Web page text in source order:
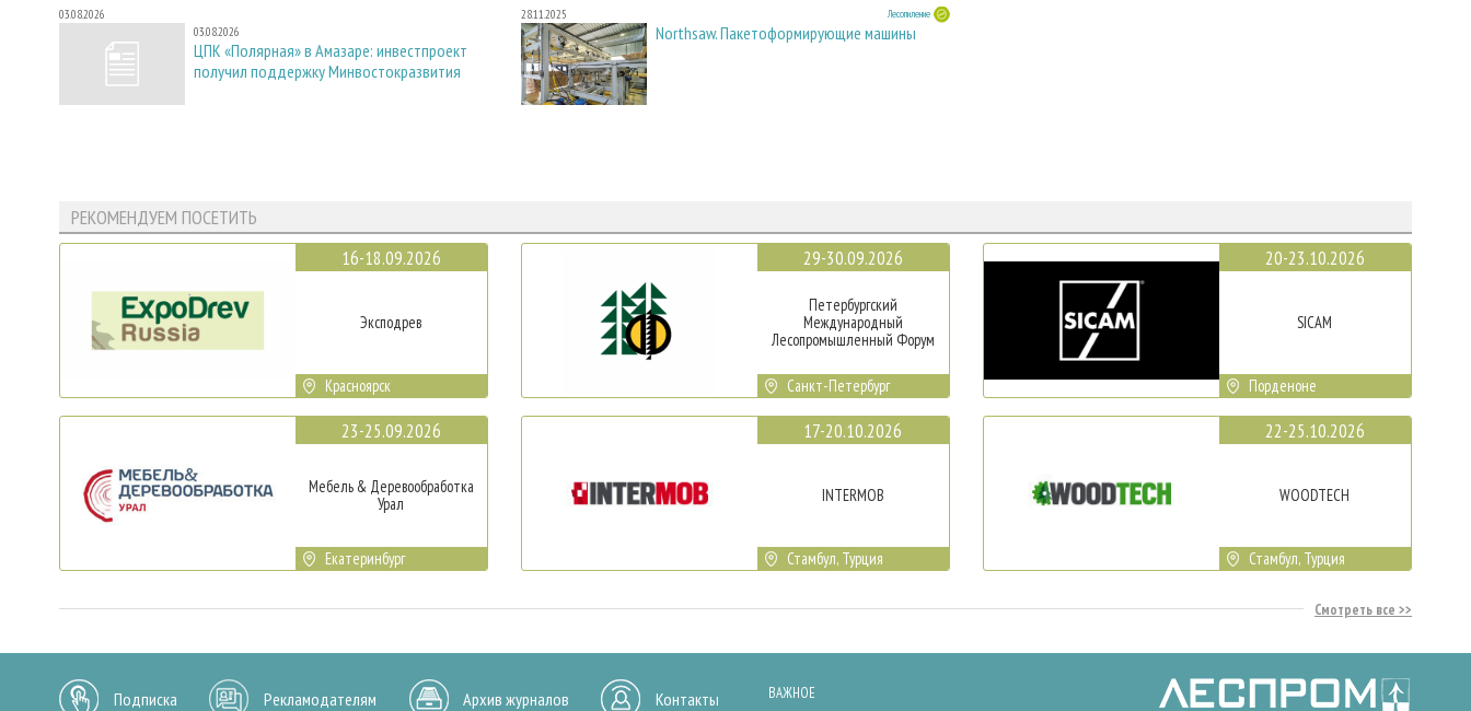
03.08.2026
03.08.2026
ЦПК «Полярная» в Амазаре: инвестпроект
получил поддержку Минвостокразвития
28.11.2025 Лесопиление
Northsaw. Пакетоформирующие машины
РЕКОМЕНДУЕМ ПОСЕТИТЬ
16-18.09.2026
Эксподрев
Красноярск
23-25.09.2026
Мебель & Деревообработка
Урал
Екатеринбург
29-30.09.2026
Петербургский
Международный
Лесопромышленный Форум
Санкт-Петербург
17-20.10.2026
INTERMOB
Стамбул, Турция
20-23.10.2026
SICAM
Порденоне
22-25.10.2026
WOODTECH
Стамбул, Турция
Смотреть все
Подписка Рекламодателям Архив журналов Контакты
ВАЖНОЕ